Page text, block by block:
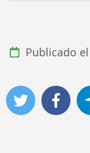
Publicado el